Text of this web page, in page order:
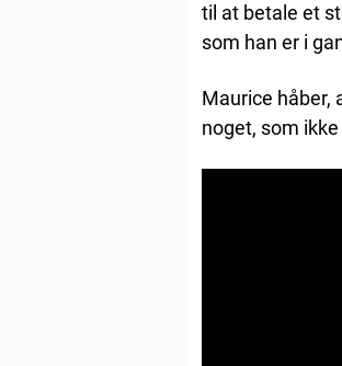
til at betale et
som han er i
Maurice håber,
noget, som